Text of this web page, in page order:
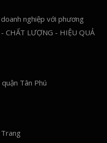
nghiệp với phương
CHẤT LƯỢNG - HIỆU QUẢ
Tân Phú